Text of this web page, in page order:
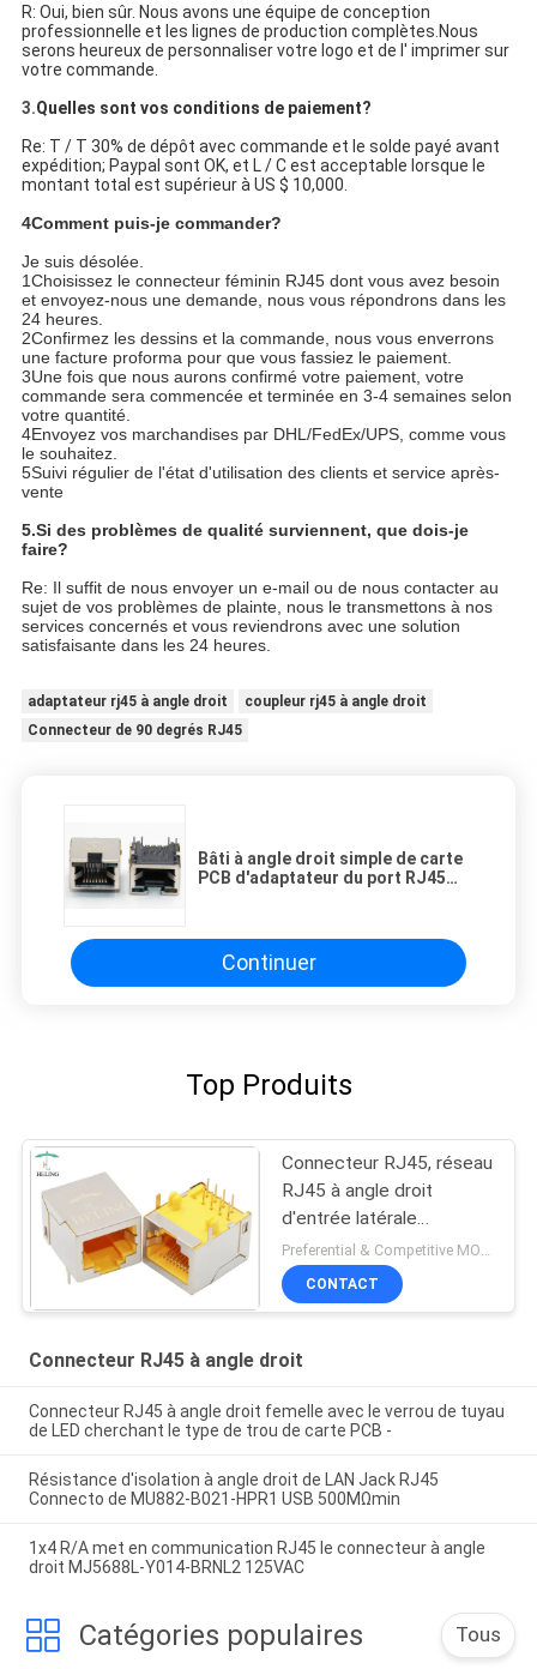
R: Oui, bien sûr. Nous avons une équipe de conception
professionnelle et les lignes de production complètes.Nous
serons heureux de personnaliser votre logo et de l' imprimer sur
votre commande.
3.Quelles sont vos conditions de paiement?
Re: T / T 30% de dépôt avec commande et le solde payé avant
expédition; Paypal sont OK, et L / C est acceptable lorsque le
montant total est supérieur à US $ 10,000.
4Comment puis-je commander?
Je suis désolée.
1Choisissez le connecteur féminin RJ45 dont vous avez besoin
et envoyez-nous une demande, nous vous répondrons dans les
24 heures.
2Confirmez les dessins et la commande, nous vous enverrons
une facture proforma pour que vous fassiez le paiement.
3Une fois que nous aurons confirmé votre paiement, votre
commande sera commencée et terminée en 3-4 semaines selon
votre quantité.
4Envoyez vos marchandises par DHL/FedEx/UPS, comme vous
le souhaitez.
5Suivi régulier de l'état d'utilisation des clients et service après-
vente
5.Si des problèmes de qualité surviennent, que dois-je
faire?
Re: Il suffit de nous envoyer un e-mail ou de nous contacter au
sujet de vos problèmes de plainte, nous le transmettons à nos
services concernés et vous reviendrons avec une solution
satisfaisante dans les 24 heures.
adaptateur rj45 à angle droit
coupleur rj45 à angle droit
Connecteur de 90 degrés RJ45
Bâti à angle droit simple de carte
PCB d'adaptateur du port RJ45
Continuer
Top Produits
Connecteur RJ45, réseau
RJ45 à angle droit
d'entrée latérale
adaptateur de 90 degrésPreferential & Competitive MOQ:3000
CONTACT
Connecteur RJ45 à angle droit
Connecteur RJ45 à angle droit femelle avec le verrou de tuyau
de LED cherchant le type de trou de carte PCB -
Résistance d'isolation à angle droit de LAN Jack RJ45
Connecto de MU882-B021-HPR1 USB 500MΩmin
1x4 R/A met en communication RJ45 le connecteur à angle
droit MJ5688L-Y014-BRNL2 125VAC
Catégories populaires Tous